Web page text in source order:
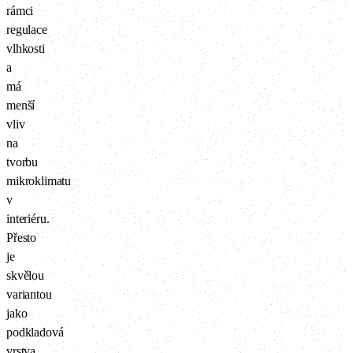
rámci
regulace
vlhkosti
a
má
menší
vliv
na
tvorbu
mikroklimatu
v
interiéru.
Přesto
je
skvělou
variantou
jako
podkladová